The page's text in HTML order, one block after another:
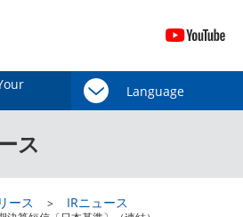
ス
ース IRニュース